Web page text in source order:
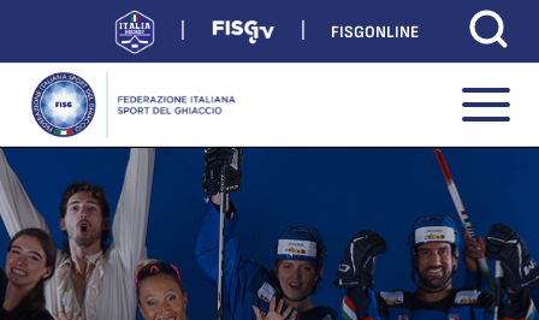
FISGONLINE